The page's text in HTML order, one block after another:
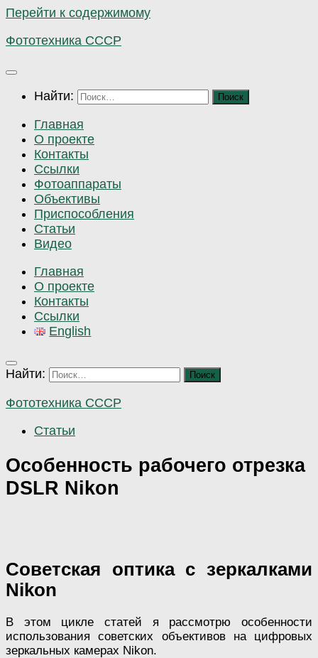
Перейти к содержимому
Фототехника СССР
Найти:
Главная
О проекте
Контакты
Ссылки
Фотоаппараты
Объективы
Приспособления
Статьи
Видео
Главная
О проекте
Контакты
Ссылки
English
Найти:
Фототехника СССР
Статьи
Особенность рабочего отрезка
DSLR Nikon
Советская оптика с зеркалками
Nikon
В этом цикле статей я рассмотрю особенности
использования советских объективов на цифровых
зеркальных камерах Nikon.